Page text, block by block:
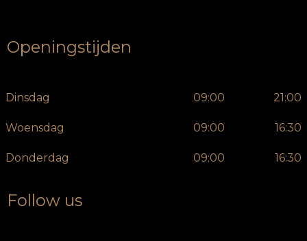
Openingstijden
Dinsdag 09:00 21:00
Woensdag 09:00 16:30
Donderdag 09:00 16:30
Follow us